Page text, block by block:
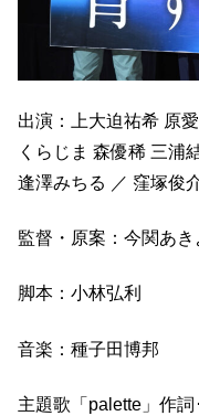
出演：上大迫祐希 原
くらじま 森優稀 三浦
逢澤みちる ／ 窪塚俊
監督・原案：今関あき
脚本：小林弘利
音楽：種子田博邦
主題歌「palette」作